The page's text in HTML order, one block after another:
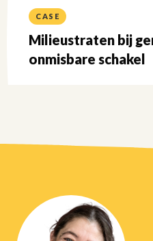
CASE
Milieustraten bij
onmisbare schakel